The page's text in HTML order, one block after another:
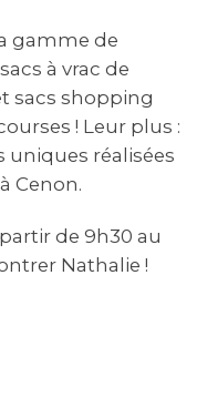
gamme de
à vrac de
sacs shopping
! Leur plus :
uniques réalisées
Cenon.
de 9h30 au
Nathalie !